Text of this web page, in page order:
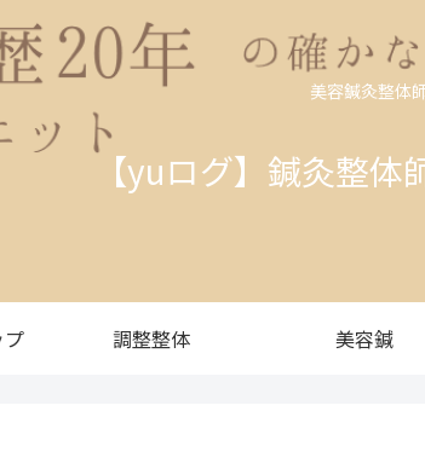
美容鍼灸整体
【yuログ】鍼灸整体
調整整体 美容鍼